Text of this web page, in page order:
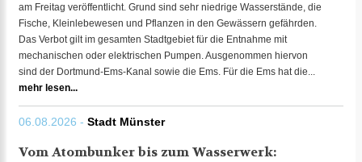
am Freitag veröffentlicht. Grund sind sehr niedrige Wasserstände, die
Fische, Kleinlebewesen und Pflanzen in den Gewässern gefährden.
Das Verbot gilt im gesamten Stadtgebiet für die Entnahme mit
mechanischen oder elektrischen Pumpen. Ausgenommen hiervon
sind der Dortmund-Ems-Kanal sowie die Ems. Für die Ems hat die...
mehr lesen...
06.08.2026 - Stadt Münster
Vom Atombunker bis zum Wasserwerk: